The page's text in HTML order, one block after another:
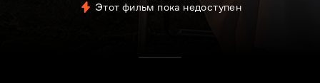
Этот фильм пока недоступен